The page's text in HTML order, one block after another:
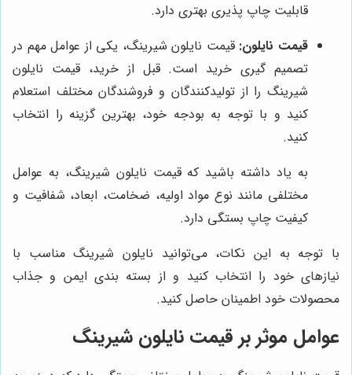
قابلیت چاپ پذیری بهتری دارد.
قیمت نایلون: قیمت نایلون شیرینگ، یکی از عوامل مهم در
تصمیم گیری خرید است. قبل از خرید، قیمت نایلون
شیرینگ را از تولیدکنندگان و فروشندگان مختلف استعلام
کنید و با توجه به بودجه خود، بهترین گزینه را انتخاب
کنید.
به یاد داشته باشید که قیمت نایلون شیرینگ، به عوامل
مختلفی مانند نوع مواد اولیه، ضخامت، ابعاد، شفافیت و
کیفیت چاپ بستگی دارد.
با توجه به این نکات، می‌توانید نایلون شیرینگ مناسب با
نیازهای خود را انتخاب کنید و از بسته بندی ایمن و جذاب
محصولات خود اطمینان حاصل کنید.
عوامل موثر بر قیمت نایلون شیرینگ